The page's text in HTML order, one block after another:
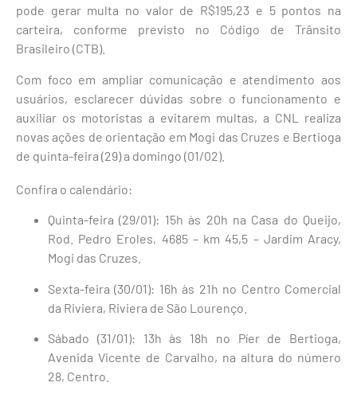
pode gerar multa no valor de R$195,23 e 5 pontos na
carteira, conforme previsto no Código de Trânsito
Brasileiro (CTB).
Com foco em ampliar comunicação e atendimento aos
usuários, esclarecer dúvidas sobre o funcionamento e
auxiliar os motoristas a evitarem multas, a CNL realiza
novas ações de orientação em Mogi das Cruzes e Bertioga
de quinta-feira (29) a domingo (01/02).
Confira o calendário:
Quinta-feira (29/01): 15h às 20h na Casa do Queijo,
Rod. Pedro Eroles, 4685 – km 45,5 – Jardim Aracy,
Mogi das Cruzes.
Sexta-feira (30/01): 16h às 21h no Centro Comercial
da Riviera, Riviera de São Lourenço.
Sábado (31/01): 13h às 18h no Píer de Bertioga,
Avenida Vicente de Carvalho, na altura do número
28, Centro.